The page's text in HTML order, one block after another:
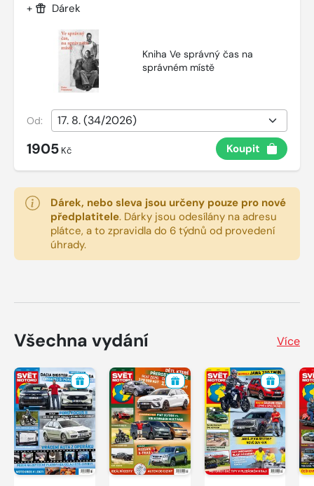
+ Dárek
Kniha Ve správný čas na
správném místě
Od:
1905 Kč Koupit
Dárek, nebo sleva jsou určeny pouze pro nové
předplatitele. Dárky jsou odesílány na adresu
plátce, a to zpravidla do 6 týdnů od provedení
úhrady.
Všechna vydání Více